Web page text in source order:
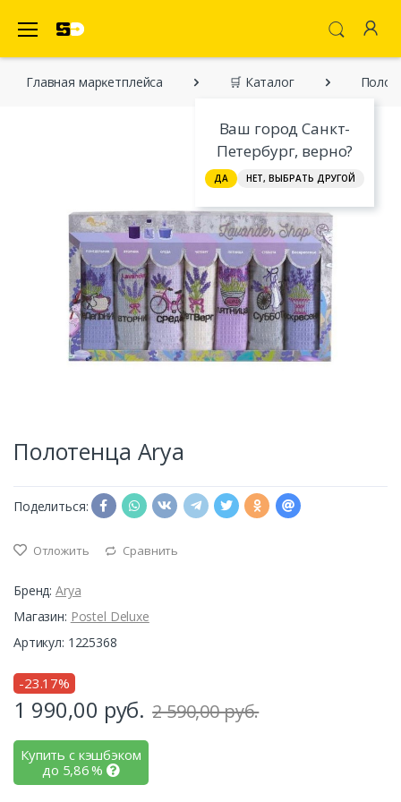
Ваш город Санкт-
Петербург, верно?
ДА НЕТ, ВЫБРАТЬ ДРУГОЙ
Главная марĸетплейса 🛒 Каталог
Полотенца Arya
Поделиться:
Отложить Сравнить
Бренд: Arya
Магазин: Postel Deluxe
Артикул: 1225368
-23.17%
1 990,00 руб. 2 590,00 руб.
Купить с кэшбэком
до 5,86%